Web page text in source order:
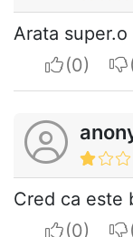
Arata
I
Cred ca este
I